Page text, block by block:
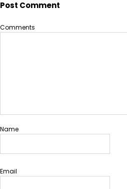
Post Comment
Comments
Name
Email